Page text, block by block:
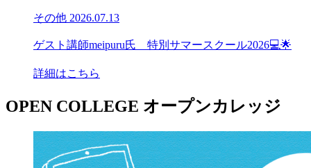
その他 2026.07.13
ゲスト講師meipuru氏 特別サマースクール2026💻🌟
詳細はこちら
OPEN COLLEGE オープンカレッジ